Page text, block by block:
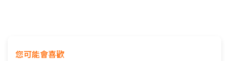
百種運動鍛鍊/ APP內建分級健身課程及計畫
您可能會喜歡